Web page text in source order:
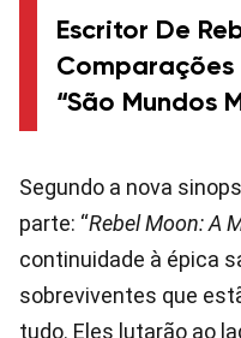
Escritor De
Comparações
“São Mundos
Segundo a nova
parte: “Rebel Moon: A
continuidade à épica
sobreviventes que
tudo. Eles lutarão ao